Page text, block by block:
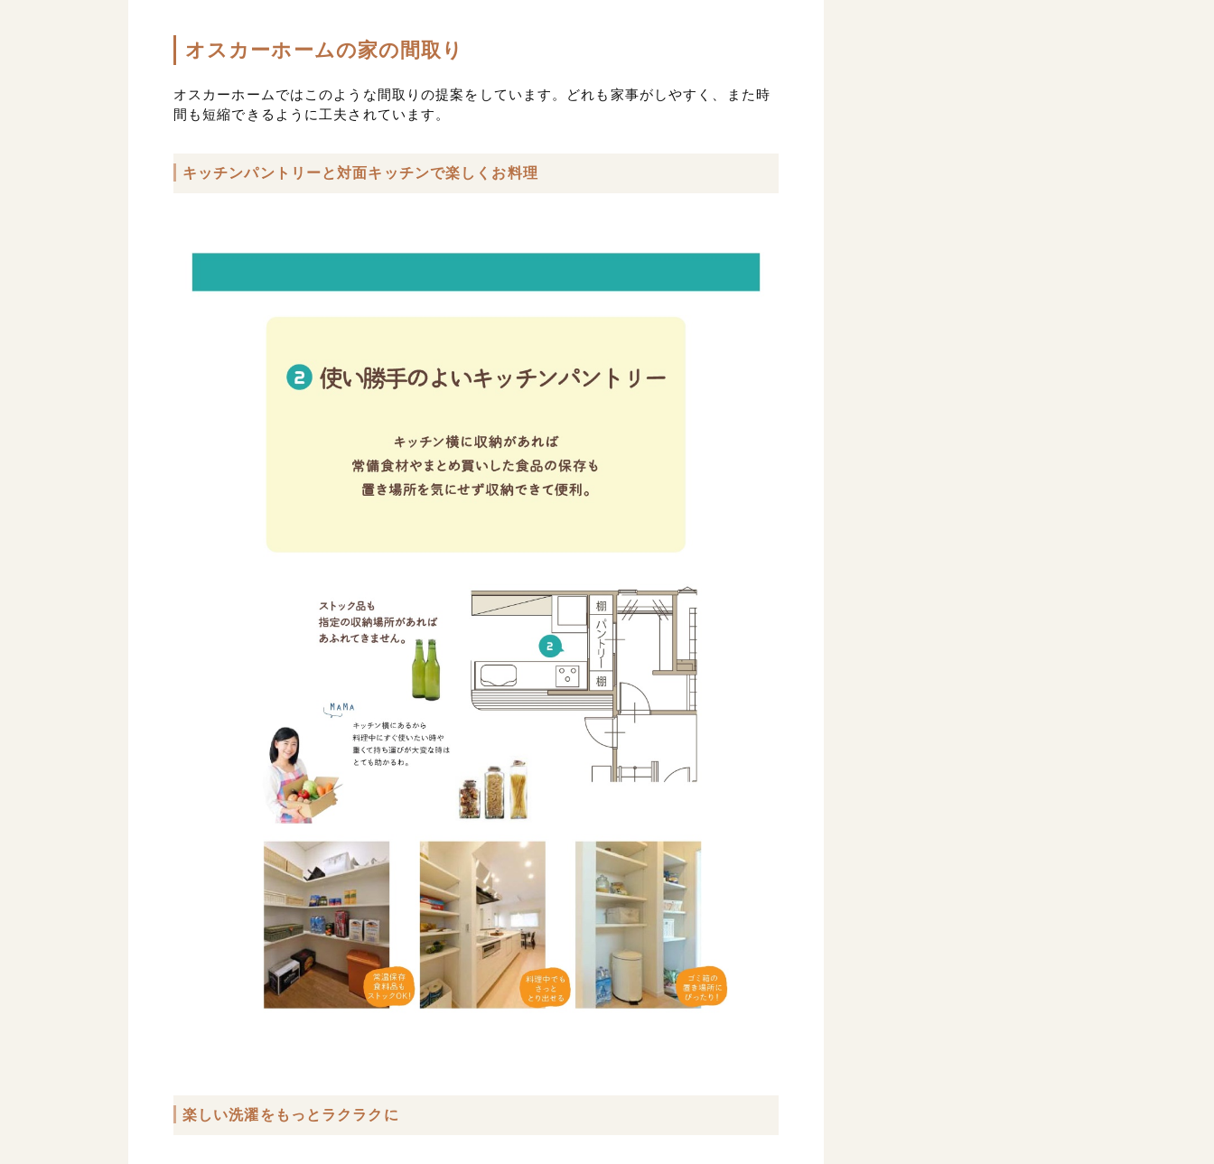
オスカーホームの家の間取り
オスカーホームではこのような間取りの提案をしています。どれも家事がしやすく、また時
間も短縮できるように工夫されています。
キッチンパントリーと対面キッチンで楽しくお料理
楽しい洗濯をもっとラクラクに